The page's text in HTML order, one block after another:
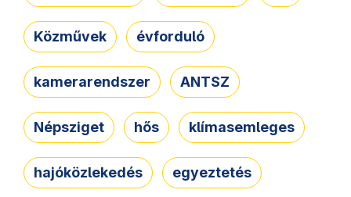
Közművek évforduló
kamerarendszer ANTSZ
Népsziget hős klímasemleges
hajóközlekedés egyeztetés